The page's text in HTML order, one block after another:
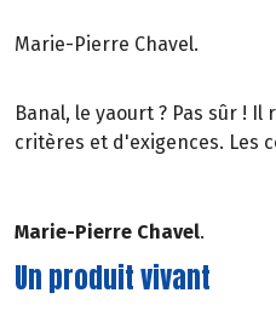
Marie-Pierre Chavel.
Banal, le yaourt ? Pas sûr !
critères et d'exigences. Les
Marie-Pierre Chavel.
Un produit vivant